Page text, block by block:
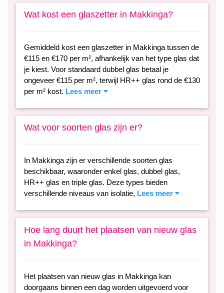
Wat kost een glaszetter in Makkinga?
Gemiddeld kost een glaszetter in Makkinga tussen de
€115 en €170 per m², afhankelijk van het type glas dat
je kiest. Voor standaard dubbel glas betaal je
ongeveer €115 per m², terwijl HR++ glas rond de €130
per m² kost. Lees meer
Wat voor soorten glas zijn er?
In Makkinga zijn er verschillende soorten glas
beschikbaar, waaronder enkel glas, dubbel glas,
HR++ glas en triple glas. Deze types bieden
verschillende niveaus van isolatie, Lees meer
Hoe lang duurt het plaatsen van nieuw glas
in Makkinga?
Het plaatsen van nieuw glas in Makkinga kan
doorgaans binnen een dag worden uitgevoerd voor